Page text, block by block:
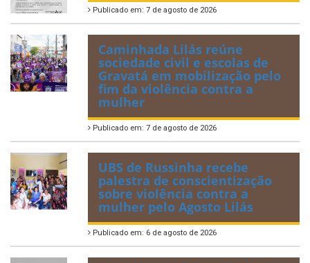
Publicado em: 7 de agosto de 2026
Caminhada Lilás reúne
sociedade civil e escolas de
Gravatá em mobilização pelo
fim da violência contra a
mulher
Publicado em: 7 de agosto de 2026
UBS de Russinha recebe
palestra de conscientização
sobre violência contra a
mulher pelo Agosto Lilás
Publicado em: 6 de agosto de 2026